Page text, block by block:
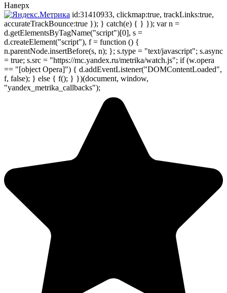
Наверх
id:31410933, clickmap:true, trackLinks:true,
accurateTrackBounce:true }); } catch(e) { } }); var n =
d.getElementsByTagName("script")[0], s =
d.createElement("script"), f = function () {
n.parentNode.insertBefore(s, n); }; s.type = "text/javascript"; s.async
= true; s.src = "https://mc.yandex.ru/metrika/watch.js"; if (w.opera
== "[object Opera]") { d.addEventListener("DOMContentLoaded",
f, false); } else { f(); } })(document, window,
"yandex_metrika_callbacks");